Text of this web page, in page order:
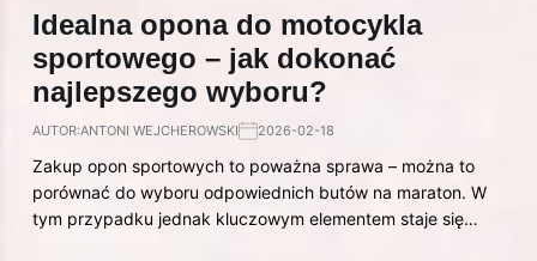
Idealna opona do motocykla
sportowego – jak dokonać
najlepszego wyboru?
AUTOR:ANTONI WEJCHEROWSKI 2026-02-18
Zakup opon sportowych to poważna sprawa – można to
porównać do wyboru odpowiednich butów na maraton. W
tym przypadku jednak kluczowym elementem staje się…